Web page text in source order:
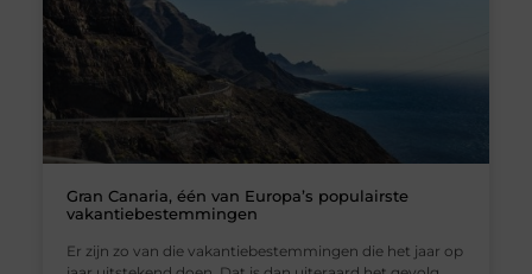
Gran Canaria, één van Europa’s populairste
vakantiebestemmingen
Er zijn zo van die vakantiebestemmingen die het jaar op